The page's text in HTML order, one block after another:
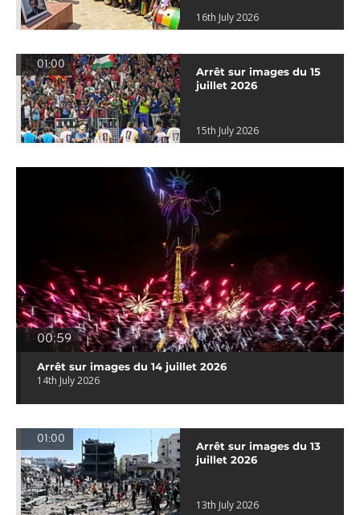
16th July 2026
01:00
Arrêt sur images du 15
juillet 2026
15th July 2026
00:59
Arrêt sur images du 14 juillet 2026
14th July 2026
01:00
Arrêt sur images du 13
juillet 2026
13th July 2026